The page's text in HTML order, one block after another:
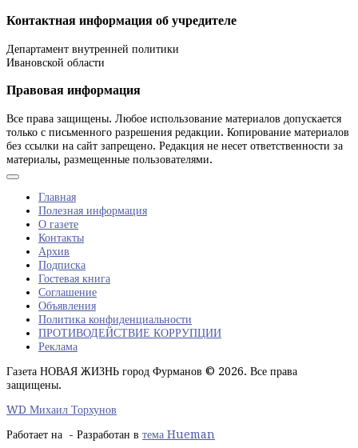
Контактная информация об учредителе
Департамент внутренней политики
Ивановской области
Правовая информация
Все права защищены. Любое использование материалов допускается
только с письменного разрешения редакции. Копирование материалов
без ссылки на сайт запрещено. Редакция не несет ответственности за
материалы, размещенные пользователями.
Главная
Полезная информация
О газете
Контакты
Архив
Подписка
Гостевая книга
Соглашение
Объявления
Политика конфиденциальности
ПРОТИВОДЕЙСТВИЕ КОРРУПЦИИ
Реклама
Газета НОВАЯ ЖИЗНЬ город Фурманов © 2026. Все права
защищены.
WD Михаил Торхунов
Работает на - Разработан в тема Hueman